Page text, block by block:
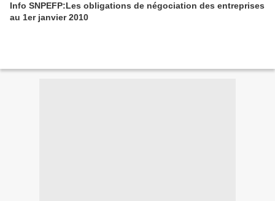
Info SNPEFP:Les obligations de négociation des entreprises
au 1er janvier 2010